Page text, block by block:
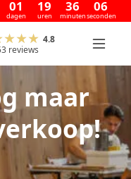
01
dagen
19
uren
36
minuten
06
seconden
4.8
reviews
maar